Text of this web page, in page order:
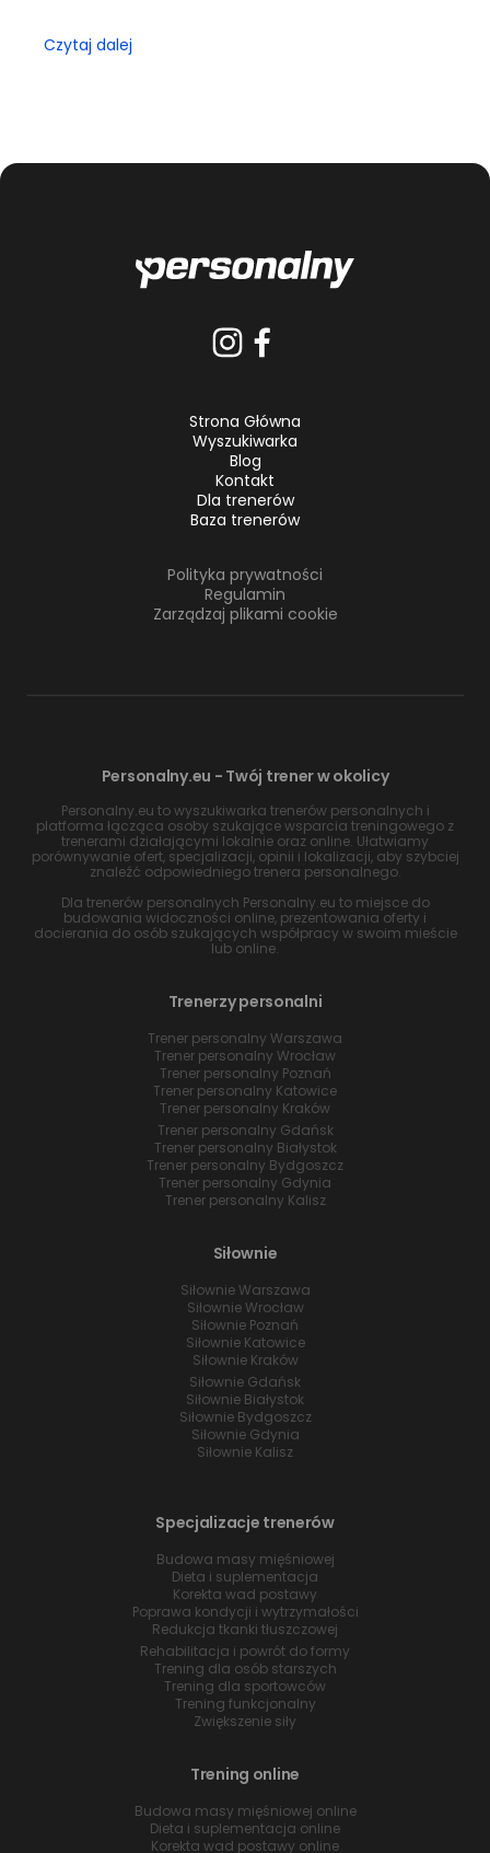
Czytaj dalej
Strona Główna
Wyszukiwarka
Blog
Kontakt
Dla trenerów
Baza trenerów
Polityka prywatności
Regulamin
Zarządzaj plikami cookie
Personalny.eu - Twój trener w okolicy
Personalny.eu to wyszukiwarka trenerów personalnych i
platforma łącząca osoby szukające wsparcia treningowego z
trenerami działającymi lokalnie oraz online. Ułatwiamy
porównywanie ofert, specjalizacji, opinii i lokalizacji, aby szybciej
znaleźć odpowiedniego trenera personalnego.
Dla trenerów personalnych Personalny.eu to miejsce do
budowania widoczności online, prezentowania oferty i
docierania do osób szukających współpracy w swoim mieście
lub online.
Trenerzy personalni
Trener personalny Warszawa
Trener personalny Wrocław
Trener personalny Poznań
Trener personalny Katowice
Trener personalny Kraków
Trener personalny Gdańsk
Trener personalny Białystok
Trener personalny Bydgoszcz
Trener personalny Gdynia
Trener personalny Kalisz
Siłownie
Siłownie Warszawa
Siłownie Wrocław
Siłownie Poznań
Siłownie Katowice
Siłownie Kraków
Siłownie Gdańsk
Siłownie Białystok
Siłownie Bydgoszcz
Siłownie Gdynia
Siłownie Kalisz
Specjalizacje trenerów
Budowa masy mięśniowej
Dieta i suplementacja
Korekta wad postawy
Poprawa kondycji i wytrzymałości
Redukcja tkanki tłuszczowej
Rehabilitacja i powrót do formy
Trening dla osób starszych
Trening dla sportowców
Trening funkcjonalny
Zwiększenie siły
Trening online
Budowa masy mięśniowej online
Dieta i suplementacja online
Korekta wad postawy online